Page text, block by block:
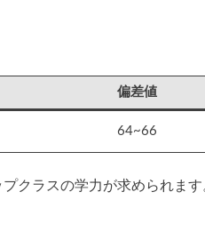
偏差値
64~66
クラスの学力が求められま